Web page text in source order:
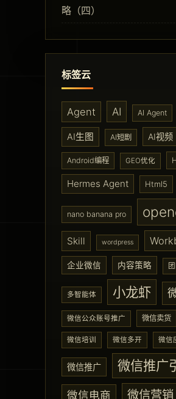
略（四）
标签云
Agent AI AI Agent
AI生图 AI短剧 AI视频
Android编程 GEO优化
Hermes Agent Html5
nano banana pro
Skill wordpress
企业微信 内容策略
多智能体 小龙虾
微信公众账号推广 微信卖货
微信培训 微信多开 微信
微信推广 微信推广
微信电商 微信营销